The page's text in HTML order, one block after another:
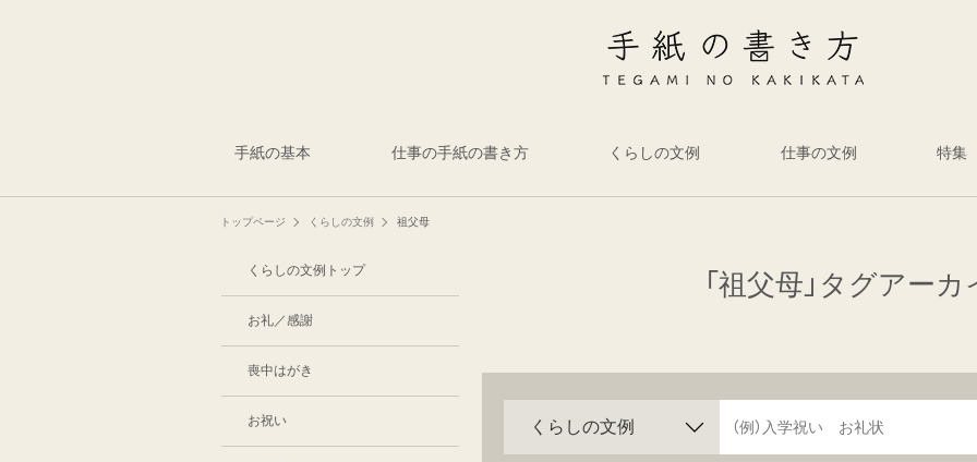
手紙の基本 仕事の手紙の書き方 くらしの文例 仕事の文例 特集
トップページ くらしの文例 祖父母
「祖父母」タグアー
くらしの文例トップ
お礼／感謝
喪中はがき
お祝い